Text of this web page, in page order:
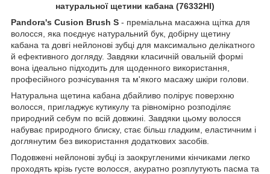
натуральної щетини кабана (76332HI)
Pandora's Cusion Brush S - преміальна масажна щітка для
волосся, яка поєднує натуральний бук, добірну щетину
кабана та довгі нейлонові зубці для максимально делікатного
й ефективного догляду. Завдяки класичній овальній формі
вона ідеально підходить для щоденного використання,
професійного розчісування та м'якого масажу шкіри голови.
Натуральна щетина кабана дбайливо полірує поверхню
волосся, пригладжує кутикулу та рівномірно розподіляє
природний себум по всій довжині. Завдяки цьому волосся
набуває природного блиску, стає більш гладким, еластичним і
доглянутим без використання додаткових засобів.
Подовжені нейлонові зубці із заокругленими кінчиками легко
проходять крізь густе волосся, акуратно розплутують пасма та